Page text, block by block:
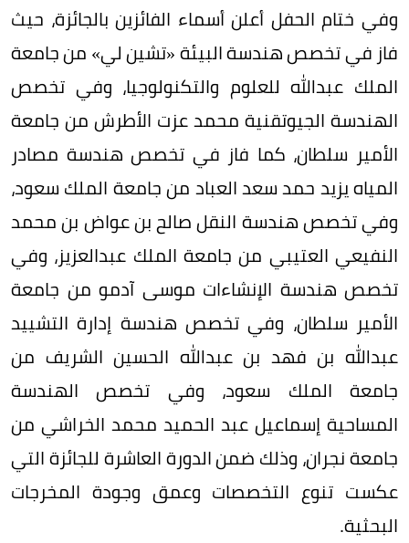
وفي ختام الحفل أعلن أسماء الفائزين بالجائزة، حيث
فاز في تخصص هندسة البيئة «تشين لي» من جامعة
الملك عبدالله للعلوم والتكنولوجيا، وفي تخصص
الهندسة الجيوتقنية محمد عزت الأطرش من جامعة
الأمير سلطان، كما فاز في تخصص هندسة مصادر
المياه يزيد حمد سعد العباد من جامعة الملك سعود،
وفي تخصص هندسة النقل صالح بن عواض بن محمد
النفيعي العتيبي من جامعة الملك عبدالعزيز، وفي
تخصص هندسة الإنشاءات موسى آدمو من جامعة
الأمير سلطان، وفي تخصص هندسة إدارة التشييد
عبدالله بن فهد بن عبدالله الحسين الشريف من
جامعة الملك سعود، وفي تخصص الهندسة
المساحية إسماعيل عبد الحميد محمد الخراشي من
جامعة نجران، وذلك ضمن الدورة العاشرة للجائزة التي
عكست تنوع التخصصات وعمق وجودة المخرجات
البحثية.